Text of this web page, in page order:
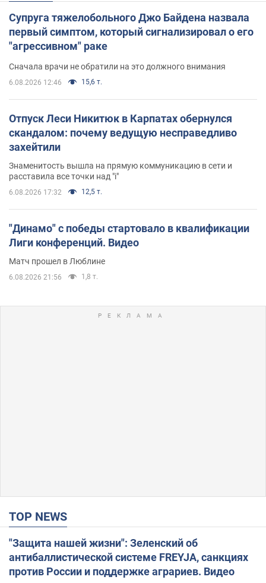
Супруга тяжелобольного Джо Байдена назвала
первый симптом, который сигнализировал о его
"агрессивном" раке
Сначала врачи не обратили на это должного внимания
6.08.2026 12:46 15,6 т.
Отпуск Леси Никитюк в Карпатах обернулся
скандалом: почему ведущую несправедливо
захейтили
Знаменитость вышла на прямую коммуникацию в сети и
расставила все точки над "i"
6.08.2026 17:32 12,5 т.
"Динамо" с победы стартовало в квалификации
Лиги конференций. Видео
Матч прошел в Люблине
6.08.2026 21:56 1,8 т.
TOP NEWS
"Защита нашей жизни": Зеленский об
антибаллистической системе FREYJA, санкциях
против России и поддержке аграриев. Видео